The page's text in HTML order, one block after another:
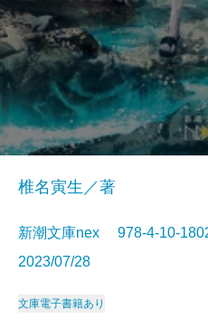
椎名寅生／著
新潮文庫nex 978-4-10-
2023/07/28
文庫電子書籍あり